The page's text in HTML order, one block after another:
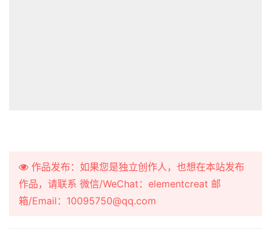
作品发布：如果您是独立创作人，也想在本站发布
作品，请联系 微信/WeChat：elementcreat 邮
箱/Email：10095750@qq.com